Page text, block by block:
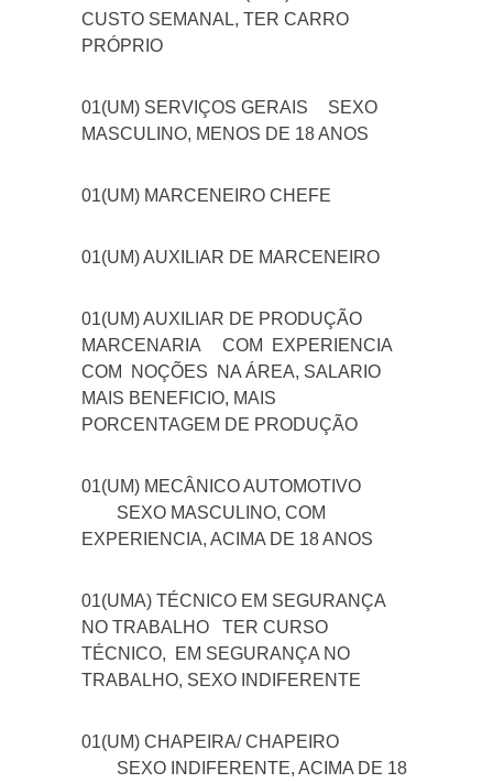
CUSTO SEMANAL, TER CARRO
PRÓPRIO
01(UM) SERVIÇOS GERAIS
SEXO
MASCULINO, MENOS DE 18 ANOS
01(UM) MARCENEIRO CHEFE
01(UM) AUXILIAR DE MARCENEIRO
01(UM) AUXILIAR DE PRODUÇÃO
MARCENARIA
COM EXPERIENCIA
COM NOÇÕES NA ÁREA, SALARIO
MAIS BENEFICIO, MAIS
PORCENTAGEM DE PRODUÇÃO
01(UM) MECÂNICO AUTOMOTIVO
SEXO MASCULINO, COM
EXPERIENCIA, ACIMA DE 18 ANOS
01(UMA) TÉCNICO EM SEGURANÇA
NO TRABALHO
TER CURSO
TÉCNICO, EM SEGURANÇA NO
TRABALHO, SEXO INDIFERENTE
01(UM) CHAPEIRA/ CHAPEIRO
SEXO INDIFERENTE, ACIMA DE 18